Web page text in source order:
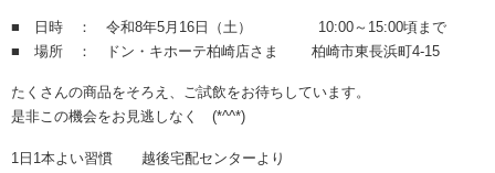
■ 日時 ： 令和8年5月16日（土） 10:00～15:00頃まで
■ 場所 ： ドン・キホーテ柏崎店さま 柏崎市東長浜町4-15
たくさんの商品をそろえ、ご試飲をお待ちしています。
是非この機会をお見逃しなく (*^^*)
1日1本よい習慣 越後宅配センターより